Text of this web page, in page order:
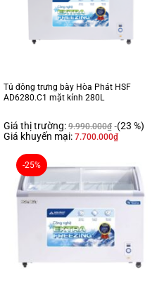
Tủ đông trưng bày Hòa Phát HSF
AD6280.C1 mặt kính 280L
Giá thị trường: 9.990.000₫ (23 %)
Giá khuyến mại: 7.700.000₫
-25%